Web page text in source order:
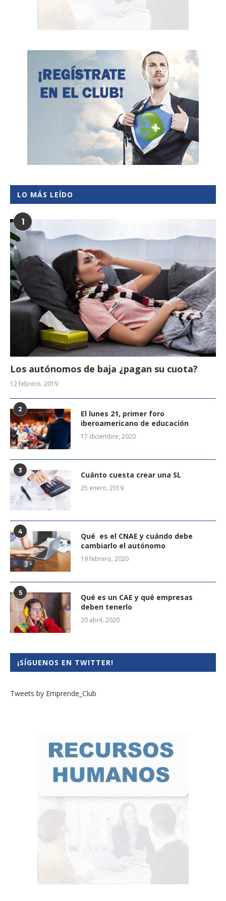
LO MÁS LEÍDO
1
Los autónomos de baja ¿pagan su cuota?
12 febrero, 2019
2
El lunes 21, primer foro
iberoamericano de educación
17 diciembre, 2020
3 Cuánto cuesta crear una SL
25 enero, 2019
4
Qué es el CNAE y cuándo debe
cambiarlo el autónomo
19 febrero, 2020
5
Qué es un CAE y qué empresas
deben tenerlo
20 abril, 2020
¡SÍGUENOS EN TWITTER!
Tweets by Emprende_Club